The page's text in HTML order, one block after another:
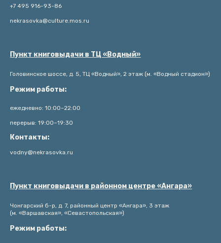
+7 495 916-93-86
nekrasovka@culture.mos.ru
Пункт книговыдачи в ТЦ «Водный»
Головинское шоссе, д. 5, ТЦ «Водный», 2 этаж (м. «Водный стадион»)
Режим работы:
ежедневно: 10:00–22:00
перерыв: 19:00–19:30
Контакты:
vodny@nekrasovka.ru
Пункт книговыдачи в районном центре «Ангара»
Чонгарский б-р, д. 7, районный центр «Ангара», 3 этаж
(м. «Варшавская», «Севастопольская»)
Режим работы: